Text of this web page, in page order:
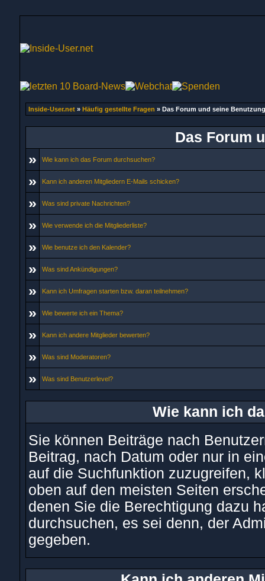
Inside-User.net » Häufig gestellte Fragen » Das Forum und seine Benutzung
Das Forum
»
Wie kann ich das Forum durchsuchen?
» Kann ich anderen Mitgliedern E-Mails schicken?
» Was sind private Nachrichten?
» Wie verwende ich die Mitgliederliste?
» Wie benutze ich den Kalender?
» Was sind Ankündigungen?
» Kann ich Umfragen starten bzw. daran teilnehmen?
» Wie bewerte ich ein Thema?
» Kann ich andere Mitglieder bewerten?
» Was sind Moderatoren?
» Was sind Benutzerlevel?
Wie kann ich
Sie können Beiträge nach
Beitrag, nach Datum oder nur in
auf die Suchfunktion zuzugreifen,
oben auf den meisten Seiten
denen Sie die Berechtigung dazu
durchsuchen, es sei denn, der
gegeben.